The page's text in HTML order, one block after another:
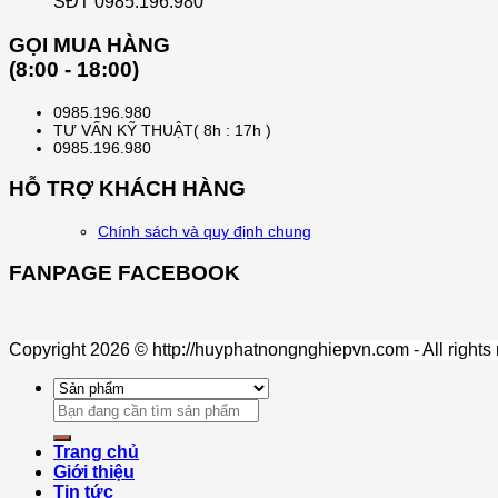
GỌI MUA HÀNG
(8:00 - 18:00)
0985.196.980
TƯ VẤN KỸ THUẬT( 8h : 17h )
0985.196.980
HỖ TRỢ KHÁCH HÀNG
Chính sách và quy định chung
FANPAGE FACEBOOK
Copyright 2026 © http://huyphatnongnghiepvn.com - All rights
Search
for:
Trang chủ
Giới thiệu
Tin tức